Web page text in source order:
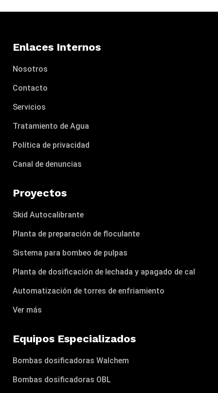
Enlaces Internos
Nosotros
Contacto
Servicios
Tratamiento de Agua
Política de privacidad
Canal de denuncias
Proyectos
Skid Autocalibrante
Planta de preparación de floculante
Sistema para bombeo de pulpas
Planta de dosificación de lechada y apagado de cal
Automatización de torres de enfriamiento
Ver más
Equipos Especializados
Bombas dosificadoras Walchem
Bombas dosificadoras OBL